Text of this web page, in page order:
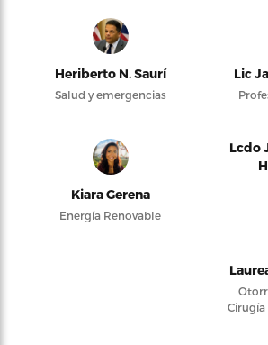
Heriberto N. Saurí
Salud y emergencias
Lic
Kiara Gerena
Energía Renovable
Lcdo
Cirugía